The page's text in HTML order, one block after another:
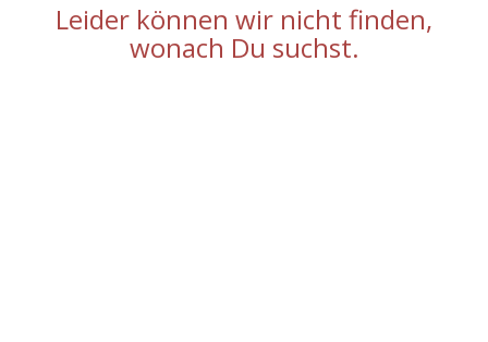
Leider können wir nicht finden,
wonach Du suchst.